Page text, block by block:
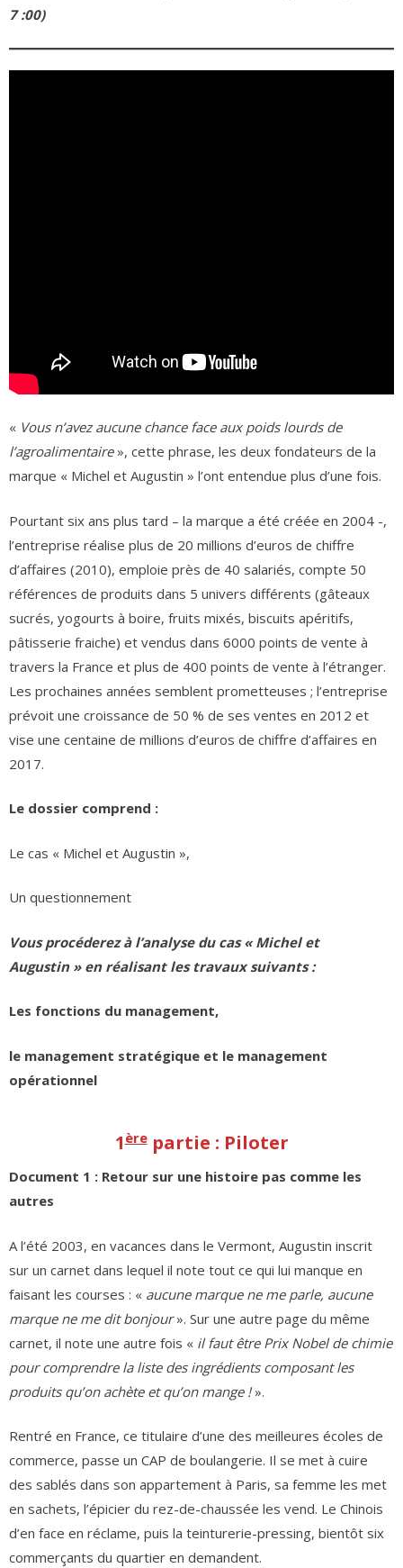
7 :00)
« Vous n’avez aucune chance face aux poids lourds de
l’agroalimentaire», cette phrase, les deux fondateurs de la
marque « Michel et Augustin » l’ont entendue plus d’une fois.
Pourtant six ans plus tard – la marque a été créée en 2004 -,
l’entreprise réalise plus de 20 millions d’euros de chiffre
d’affaires (2010), emploie près de 40 salariés, compte 50
références de produits dans 5 univers différents (gâteaux
sucrés, yogourts à boire, fruits mixés, biscuits apéritifs,
pâtisserie fraiche) et vendus dans 6000 points de vente à
travers la France et plus de 400 points de vente à l’étranger.
Les prochaines années semblent prometteuses ; l’entreprise
prévoit une croissance de 50 % de ses ventes en 2012 et
vise une centaine de millions d’euros de chiffre d’affaires en
2017.
Le dossier comprend :
Le cas « Michel et Augustin »,
Un questionnement
Vous procéderez à l’analyse du cas « Michel et
Augustin » en réalisant les travaux suivants :
Les fonctions du management,
le management stratégique et le management
opérationnel
1èrepartie : Piloter
Document 1 : Retour sur une histoire pas comme les
autres
A l’été 2003, en vacances dans le Vermont, Augustin inscrit
sur un carnet dans lequel il note tout ce qui lui manque en
faisant les courses : « aucune marque ne me parle, aucune
marque ne me dit bonjour». Sur une autre page du même
carnet, il note une autre fois « il faut être Prix Nobel de chimie
pour comprendre la liste des ingrédients composant les
produits qu’on achète et qu’on mange !».
Rentré en France, ce titulaire d’une des meilleures écoles de
commerce, passe un CAP de boulangerie. Il se met à cuire
des sablés dans son appartement à Paris, sa femme les met
en sachets, l’épicier du rez-de-chaussée les vend. Le Chinois
d’en face en réclame, puis la teinturerie-pressing, bientôt six
commerçants du quartier en demandent.